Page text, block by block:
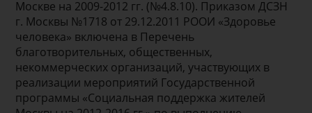
Москве на 2009-2012 гг. (№4.8.10). Приказом ДСЗН
г. Москвы №1718 от 29.12.2011 РООИ «Здоровье
человека» включена в Перечень
благотворительных, общественных,
некоммерческих организаций, участвующих в
реализации мероприятий Государственной
программы «Социальная поддержка жителей